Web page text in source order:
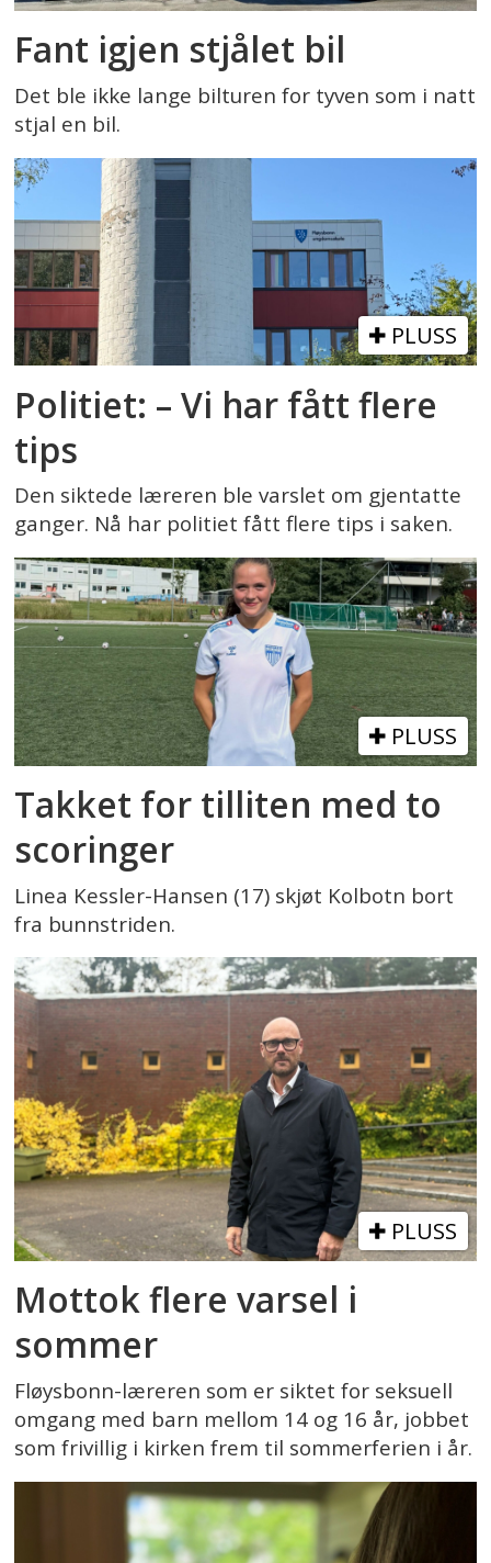
Fant igjen stjålet bil
Det ble ikke lange bilturen for tyven som i natt
stjal en bil.
PLUSS
Politiet: – Vi har fått flere
tips
Den siktede læreren ble varslet om gjentatte
ganger. Nå har politiet fått flere tips i saken.
PLUSS
Takket for tilliten med to
scoringer
Linea Kessler-Hansen (17) skjøt Kolbotn bort
fra bunnstriden.
PLUSS
Mottok flere varsel i
sommer
Fløysbonn-læreren som er siktet for seksuell
omgang med barn mellom 14 og 16 år, jobbet
som frivillig i kirken frem til sommerferien i år.